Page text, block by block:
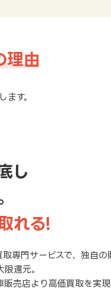
理由
す。
し
れる!
専門サービスで、独自の
還元。
売店より高価買取を実現